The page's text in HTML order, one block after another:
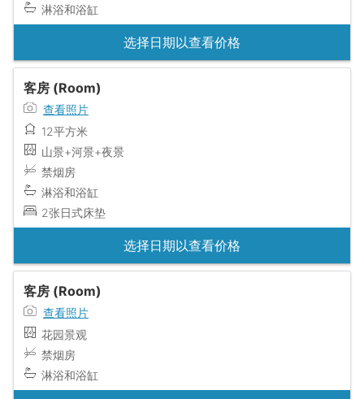
淋浴和浴缸
选择日期以查看价格
客房 (Room)
查看照片
12平方米
山景+河景+夜景
禁烟房
淋浴和浴缸
2张日式床垫
选择日期以查看价格
客房 (Room)
查看照片
花园景观
禁烟房
淋浴和浴缸